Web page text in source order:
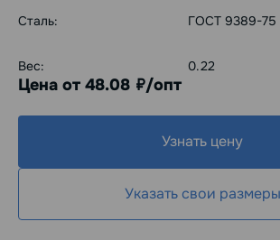
Сталь: ГОСТ 9389-75
Вес: 0.22
Цена от 48.08 руб./опт
Узнать цену
Указать свои размеры